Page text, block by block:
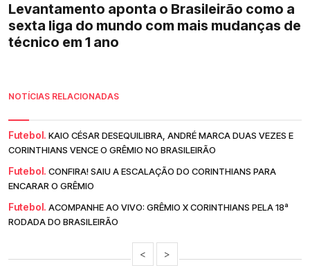
Levantamento aponta o Brasileirão como a
sexta liga do mundo com mais mudanças de
técnico em 1 ano
NOTÍCIAS RELACIONADAS
Futebol. KAIO CÉSAR DESEQUILIBRA, ANDRÉ MARCA DUAS VEZES E
CORINTHIANS VENCE O GRÊMIO NO BRASILEIRÃO
Futebol. CONFIRA! SAIU A ESCALAÇÃO DO CORINTHIANS PARA
ENCARAR O GRÊMIO
Futebol. ACOMPANHE AO VIVO: GRÊMIO X CORINTHIANS PELA 18ª
RODADA DO BRASILEIRÃO
< >